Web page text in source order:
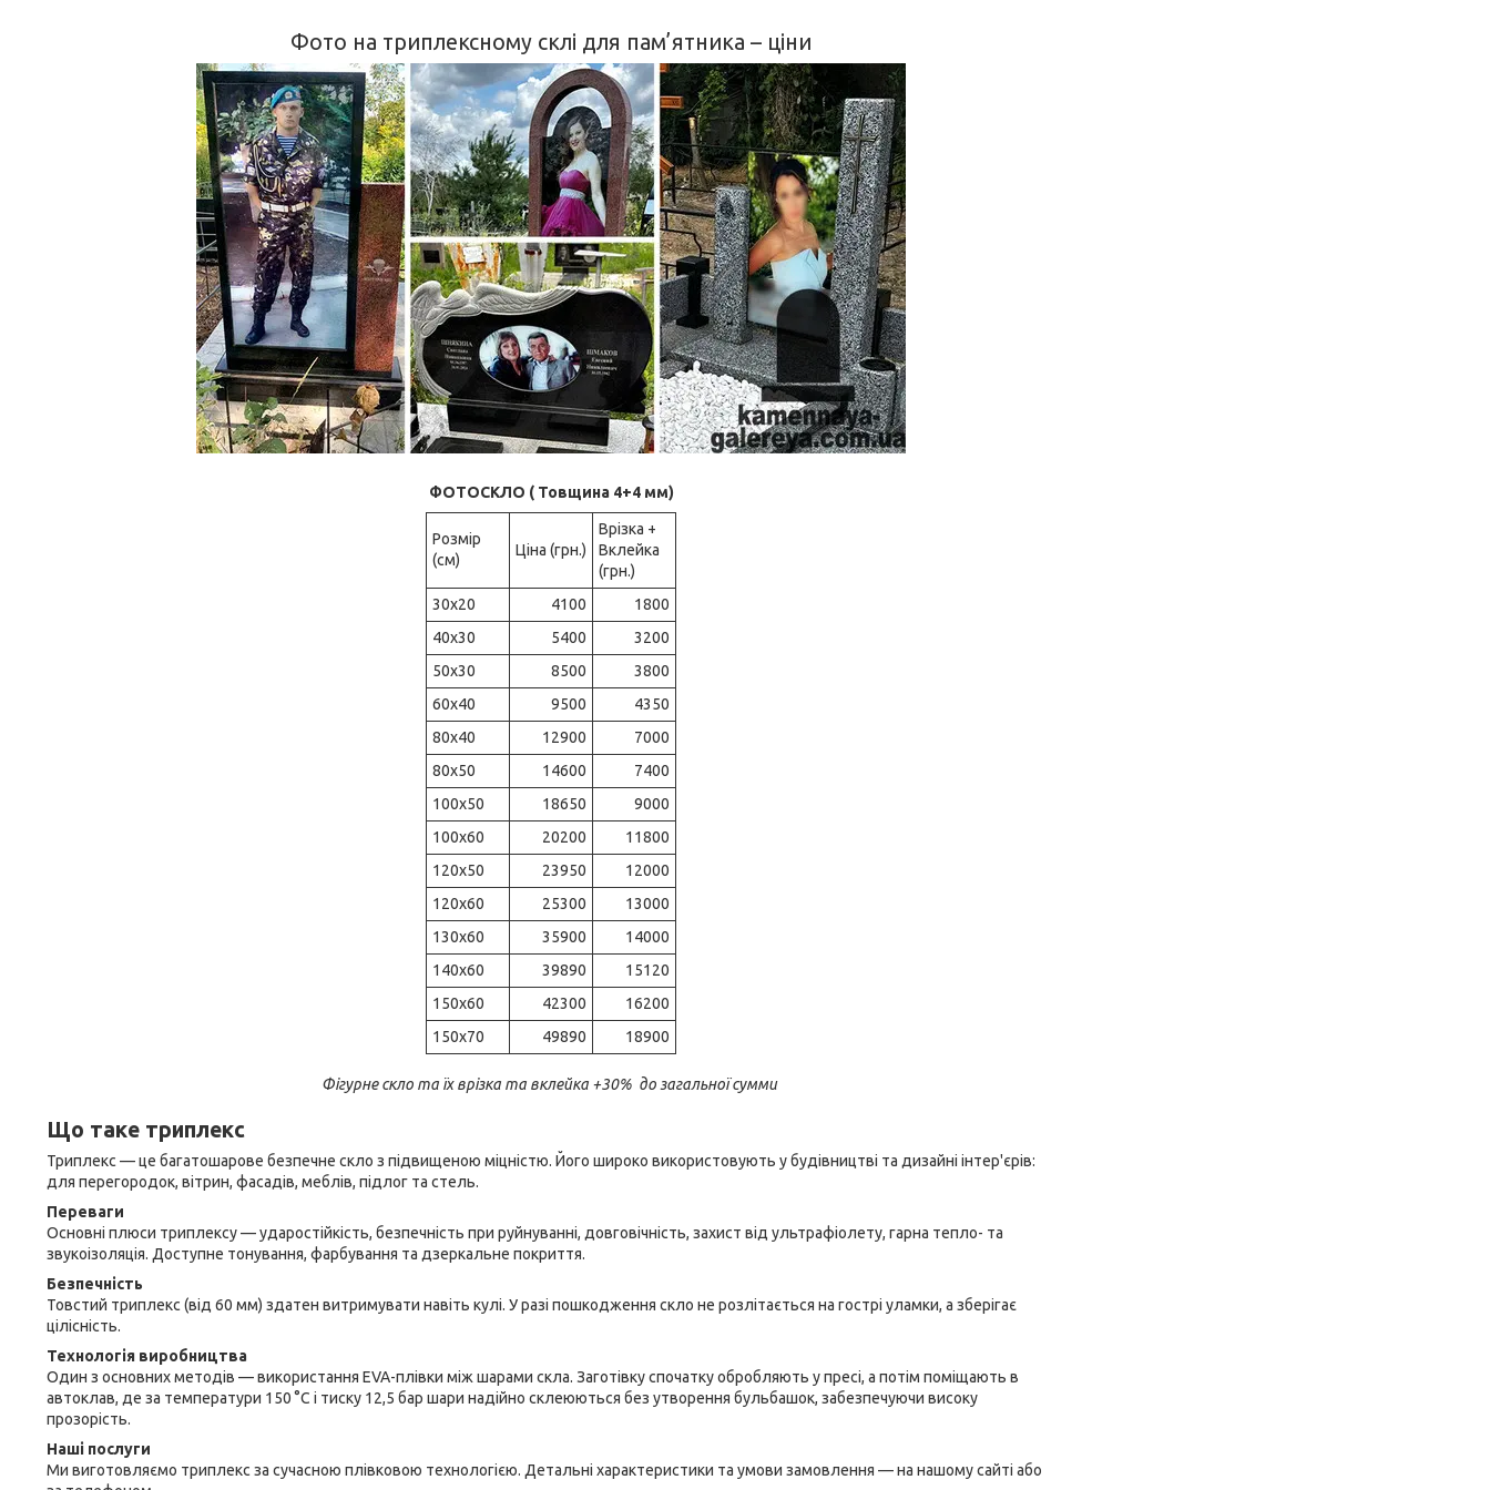
Фото на триплексному склі для пам’ятника – ціни
ФОТОСКЛО ( Товщина 4+4 мм)
Розмір
(см)
Ціна (грн.)
Врізка +
Вклейка
(грн.)
30х20
4100
1800
40х30
5400
3200
50х30
8500
3800
60х40
9500
4350
80х40
12900
7000
80х50
14600
7400
100х50
18650
9000
100х60
20200
11800
120х50
23950
12000
120х60
25300
13000
130х60
35900
14000
140х60
39890
15120
150х60
42300
16200
150х70
49890 18900
Фігурне скло та їх врізка та вклейка +30% до загальної сумми
Що таке триплекс
Триплекс — це багатошарове безпечне скло з підвищеною міцністю. Його широко використовують у будівництві та дизайні інтер'єрів:
для перегородок, вітрин, фасадів, меблів, підлог та стель.
Переваги
Основні плюси триплексу — ударостійкість, безпечність при руйнуванні, довговічність, захист від ультрафіолету, гарна тепло- та
звукоізоляція. Доступне тонування, фарбування та дзеркальне покриття.
Безпечність
Товстий триплекс (від 60 мм) здатен витримувати навіть кулі. У разі пошкодження скло не розлітається на гострі уламки, а зберігає
цілісність.
Технологія виробництва
Один з основних методів — використання EVA-плівки між шарами скла. Заготівку спочатку обробляють у пресі, а потім поміщають в
автоклав, де за температури 150 °C і тиску 12,5 бар шари надійно склеюються без утворення бульбашок, забезпечуючи високу
прозорість.
Наші послуги
Ми виготовляємо триплекс за сучасною плівковою технологією. Детальні характеристики та умови замовлення — на нашому сайті або